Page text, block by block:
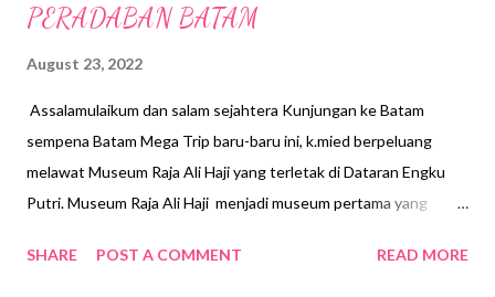
PERADABAN BATAM
August 23, 2022
Assalamulaikum dan salam sejahtera Kunjungan ke Batam
sempena Batam Mega Trip baru-baru ini, k.mied berpeluang
melawat Museum Raja Ali Haji yang terletak di Dataran Engku
Putri. Museum Raja Ali Haji menjadi museum pertama yang
sempena dengan Hari Jadi Kota Batam yang ke 191 tahun.
SHARE POST A COMMENT READ MORE